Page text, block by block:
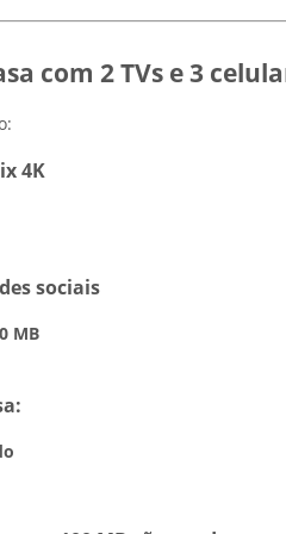
com 2 TVs e 3
4K
sociais
MB